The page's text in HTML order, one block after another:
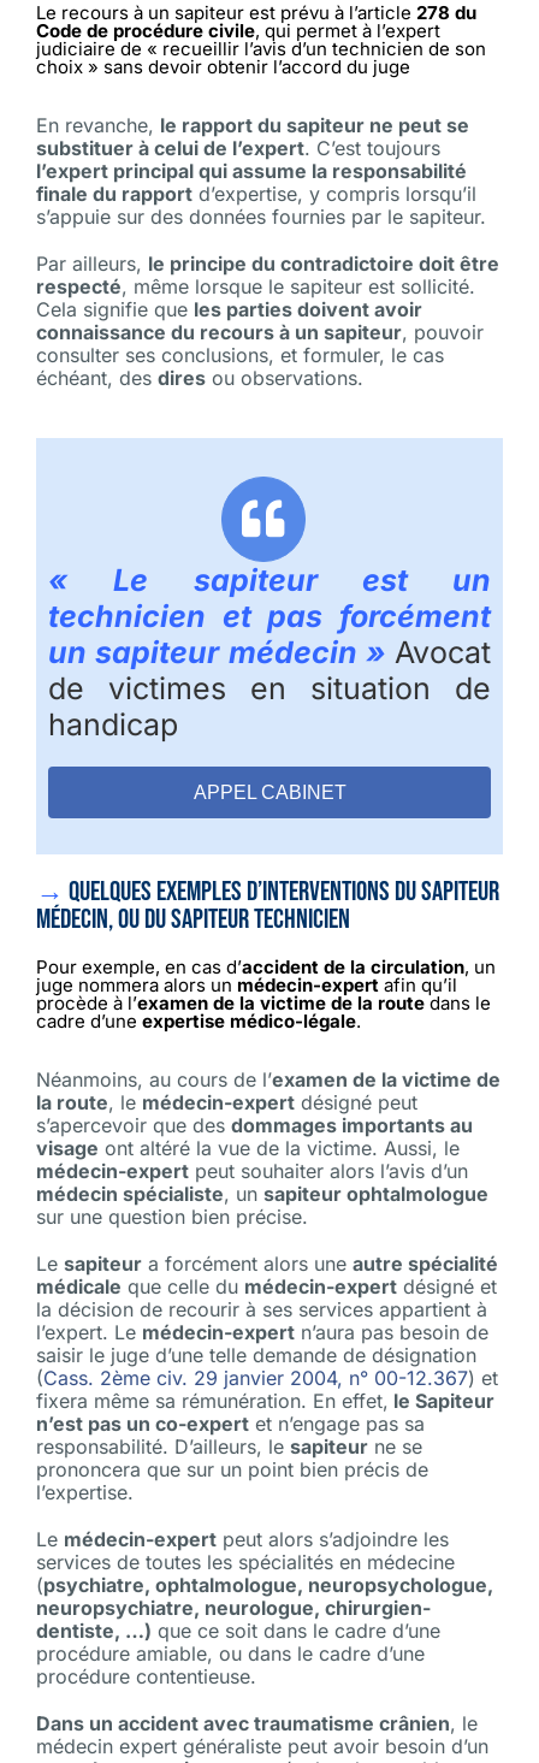
Le recours à un sapiteur est prévu à l’article 278 du
Code de procédure civile, qui permet à l’expert
judiciaire de « recueillir l’avis d’un technicien de son
choix » sans devoir obtenir l’accord du juge
En revanche, le rapport du sapiteur ne peut se
substituer à celui de l’expert. C’est toujours
l’expert principal qui assume la responsabilité
finale du rapport d’expertise, y compris lorsqu’il
s’appuie sur des données fournies par le sapiteur.
Par ailleurs, le principe du contradictoire doit être
respecté, même lorsque le sapiteur est sollicité.
Cela signifie que les parties doivent avoir
connaissance du recours à un sapiteur, pouvoir
consulter ses conclusions, et formuler, le cas
échéant, des dires ou observations.
« Le sapiteur est un
technicien et pas forcément
un sapiteur médecin » Avocat
de victimes en situation de
handicap
APPEL CABINET
→ Quelques exemples d’interventions du sapiteur
médecin, ou du sapiteur technicien
Pour exemple, en cas d’accident de la circulation, un
juge nommera alors un médecin-expert afin qu’il
procède à l’examen de la victime de la routedans le
cadre d’une expertise médico-légale.
Néanmoins, au cours de l’examen de la victime de
la route, le médecin-expert désigné peut
s’apercevoir que des dommages importants au
visage ont altéré la vue de la victime. Aussi, le
médecin-expert peut souhaiter alors l’avis d’un
médecin spécialiste, un sapiteur ophtalmologue
sur une question bien précise.
Le sapiteur a forcément alors une autre spécialité
médicale que celle du médecin-expert désigné et
la décision de recourir à ses services appartient à
l’expert. Le médecin-expert n’aura pas besoin de
saisir le juge d’une telle demande de désignation
(Cass. 2ème civ. 29 janvier 2004, n° 00-12.367) et
fixera même sa rémunération. En effet, le Sapiteur
n’est pas un co-expert et n’engage pas sa
responsabilité. D’ailleurs, le sapiteur ne se
prononcera que sur un point bien précis de
l’expertise.
Le médecin-expert peut alors s’adjoindre les
services de toutes les spécialités en médecine
(psychiatre, ophtalmologue, neuropsychologue,
neuropsychiatre, neurologue, chirurgien-
dentiste, …) que ce soit dans le cadre d’une
procédure amiable, ou dans le cadre d’une
procédure contentieuse.
Dans un accident avec traumatisme crânien, le
médecin expert généraliste peut avoir besoin d’un